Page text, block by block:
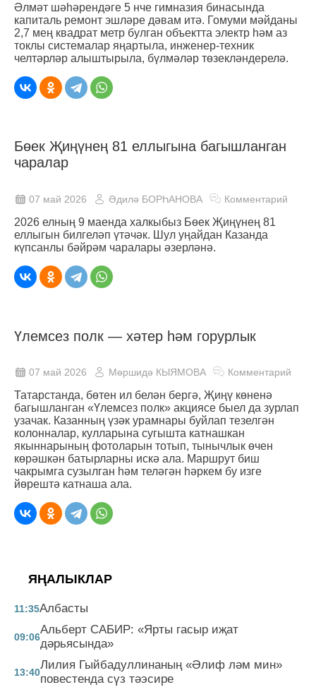
Әлмәт шәһәрендәге 5 нче гимназия бинасында
капиталь ремонт эшләре дәвам итә. Гомуми мәйданы
2,7 мең квадрат метр булган объектта электр һәм аз
токлы системалар яңартыла, инженер-техник
челтәрләр алыштырыла, бүлмәләр төзекләндерелә.
Бөек Җиңүнең 81 еллыгына багышланган
чаралар
07 май 2026 Әдилә БОРҺАНОВА Комментарий
2026 елның 9 маенда халкыбыз Бөек Җиңүнең 81
еллыгын билгеләп үтәчәк. Шул уңайдан Казанда
күпсанлы бәйрәм чаралары әзерләнә.
Үлемсез полк — хәтер һәм горурлык
07 май 2026 Мөршидә КЫЯМОВА Комментарий
Татарстанда, бөтен ил белән бергә, Җиңү көненә
багышланган «Үлемсез полк» акциясе быел да зурлап
узачак. Казанның үзәк урамнары буйлап тезелгән
колонналар, кулларына сугышта катнашкан
якыннарының фотоларын тотып, тынычлык өчен
көрәшкән батырларны искә ала. Маршрут биш
чакрымга сузылган һәм теләгән һәркем бу изге
йөрештә катнаша ала.
ЯҢАЛЫКЛАР
11:35Албасты
09:06
Альберт САБИР: «Ярты гасыр иҗат
дәрьясында»
13:40
Лилия Гыйбадуллинаның «Әлиф ләм мин»
повестенда сүз тәэсире